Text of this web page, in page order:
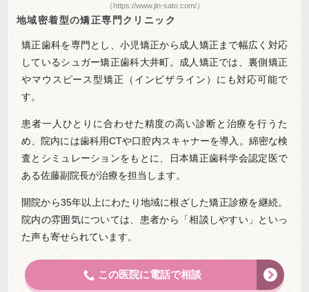
（https://www.jin-sato.com/）
地域密着型の矯正専門クリニック
矯正歯科を専門とし、小児矯正から成人矯正まで幅広く対応
しているシュガー矯正歯科大井町。成人矯正では、裏側矯正
やマウスピース型矯正（インビザライン）にも対応可能で
す。
患者一人ひとりに合わせた精度の高い診断と治療を行うた
め、院内には歯科用CTや口腔内スキャナーを導入。綿密な検
査とシミュレーションをもとに、日本矯正歯科学会認定医で
ある佐藤副院長が治療を担当します。
開院から35年以上にわたり地域に根ざした矯正診療を継続。
院内の雰囲気については、患者から「相談しやすい」といっ
た声も寄せられています。
この医院に電話で相談